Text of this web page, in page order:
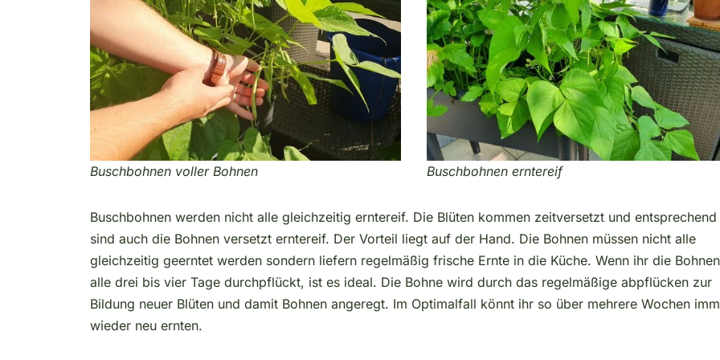
Buschbohnen voller Bohnen Buschbohnen erntereif
Buschbohnen werden nicht alle gleichzeitig erntereif. Die Blüten kommen zeitversetzt und entsprechend
sind auch die Bohnen versetzt erntereif. Der Vorteil liegt auf der Hand. Die Bohnen müssen nicht alle
gleichzeitig geerntet werden sondern liefern regelmäßig frische Ernte in die Küche. Wenn ihr die Bohnen
alle drei bis vier Tage durchpflückt, ist es ideal. Die Bohne wird durch das regelmäßige abpflücken zur
Bildung neuer Blüten und damit Bohnen angeregt. Im Optimalfall könnt ihr so über mehrere Wochen
wieder neu ernten.